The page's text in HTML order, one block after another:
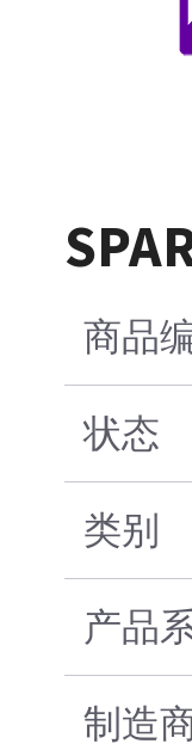
商品
状态
类别
产品
制造